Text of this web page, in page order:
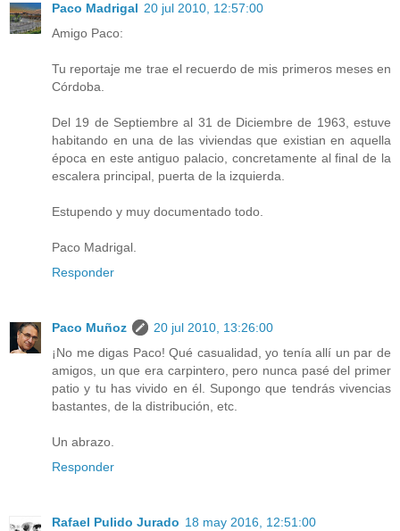
Paco Madrigal 20 jul 2010, 12:57:00
Amigo Paco:
Tu reportaje me trae el recuerdo de mis primeros meses en
Córdoba.
Del 19 de Septiembre al 31 de Diciembre de 1963, estuve
habitando en una de las viviendas que existian en aquella
época en este antiguo palacio, concretamente al final de la
escalera principal, puerta de la izquierda.
Estupendo y muy documentado todo.
Paco Madrigal.
Responder
Paco Muñoz
20 jul 2010, 13:26:00
¡No me digas Paco! Qué casualidad, yo tenía allí un par de
amigos, un que era carpintero, pero nunca pasé del primer
patio y tu has vivido en él. Supongo que tendrás vivencias
bastantes, de la distribución, etc.
Un abrazo.
Responder
Rafael Pulido Jurado 18 may 2016, 12:51:00